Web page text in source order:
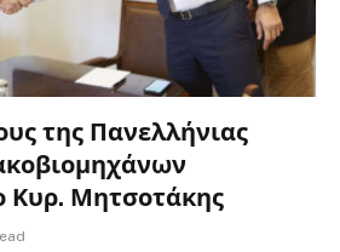
της Πανελλήνιας
Κυρ. Μητσοτάκης